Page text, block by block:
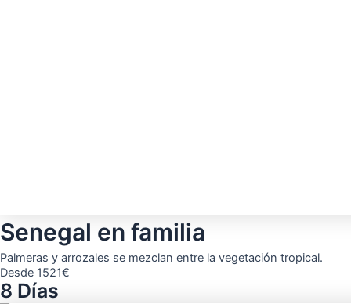
Senegal en familia
Palmeras y arrozales se mezclan entre la vegetación tropical.
Desde 1521€
8 Días